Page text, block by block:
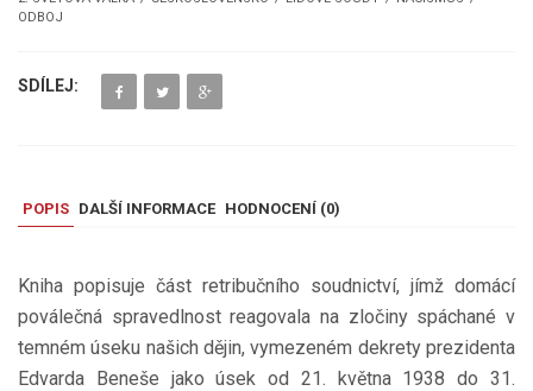
ODBOJ
SDÍLEJ:
POPIS DALŠÍ INFORMACE HODNOCENÍ (0)
Kniha popisuje část retribučního soudnictví, jímž domácí
poválečná spravedlnost reagovala na zločiny spáchané v
temném úseku našich dějin, vymezeném dekrety prezidenta
Edvarda Beneše jako úsek od 21. května 1938 do 31.